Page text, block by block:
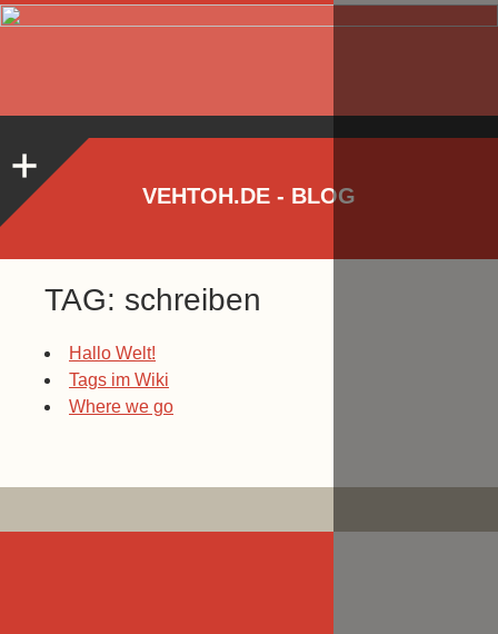
VEHTOH.DE - BLOG
TAG: schreiben
Hallo Welt!
Tags im Wiki
Where we go